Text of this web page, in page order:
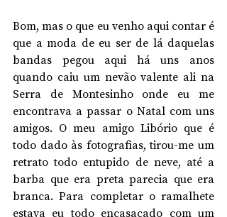
Bom, mas o que eu venho aqui contar é
que a moda de eu ser de lá daquelas
bandas pegou aqui há uns anos
quando caiu um nevão valente ali na
Serra de Montesinho onde eu me
encontrava a passar o Natal com uns
amigos. O meu amigo Libório que é
todo dado às fotografias, tirou-me um
retrato todo entupido de neve, até a
barba que era preta parecia que era
branca. Para completar o ramalhete
estava eu todo encasacado com um